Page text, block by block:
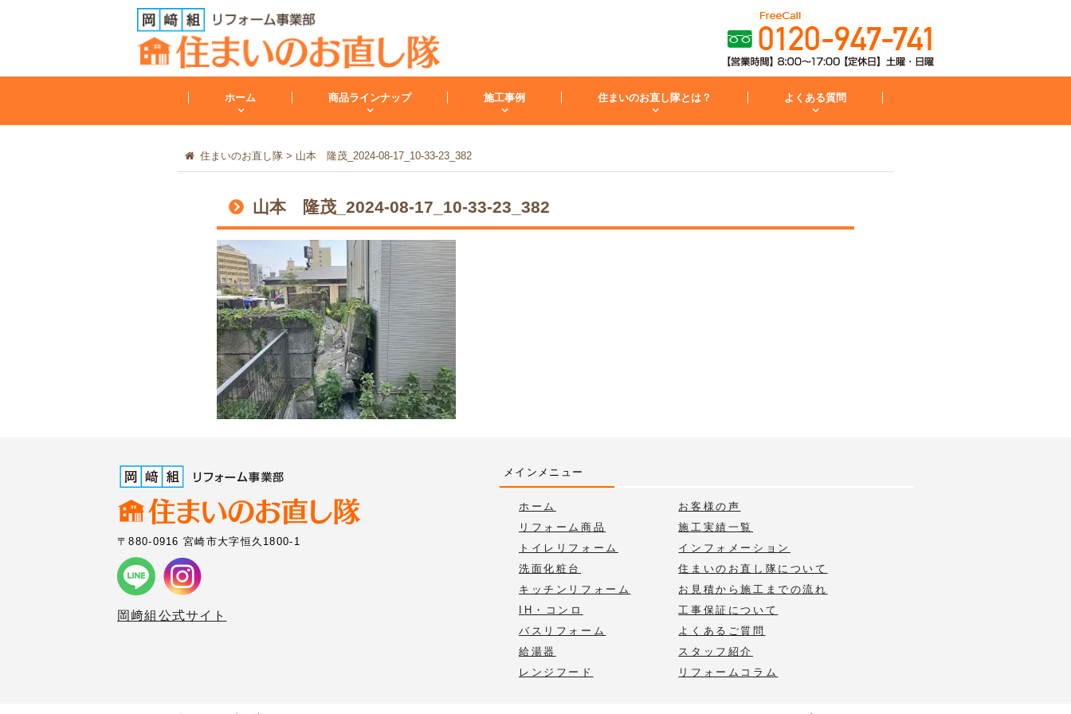
ホーム 商品ラインナップ
トイレリフォーム 洗面台 レンジフード IH・コンロ
給湯器 キッチンリフォーム
施工事例
トイレ キッチン バスルーム 洗面化粧台 コンロ
レンジフード 小工事・修理
その他
住まいのお直し隊とは？
会社案内 スタッフ紹介 お客様の声 お見積から施工までの流れ
工事保証について リフォームコラム
よくある質問
住まいのお直し隊> 山本 隆茂_2024-08-17_10-33-23_382
山本 隆茂_2024-08-17_10-33-23_382
〒880-0916 宮崎市大字恒久1800-1
岡﨑組公式サイト
メインメニュー
ホーム
リフォーム商品
トイレリフォーム
洗面化粧台
キッチンリフォーム
IH・コンロ
バスリフォーム
給湯器
レンジフード
お客様の声
施工実績一覧
インフォメーション
住まいのお直し隊について
お見積から施工までの流れ
工事保証について
よくあるご質問
スタッフ紹介
リフォームコラム